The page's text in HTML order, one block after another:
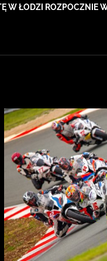
W ŁODZI ROZPOCZNIE